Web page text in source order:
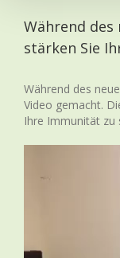
Während des
stärken Sie
Während des
Video gemacht.
Ihre Immunität zu